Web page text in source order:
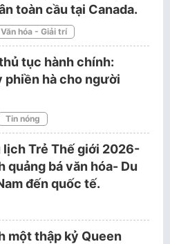
toàn cầu tại Canada.
Văn hóa - Giải trí
tục hành chính:
phiền hà cho người
Tin nóng
lịch Trẻ Thế giới 2026-
quảng bá văn hóa- Du
đến quốc tế.
một thập kỷ Queen